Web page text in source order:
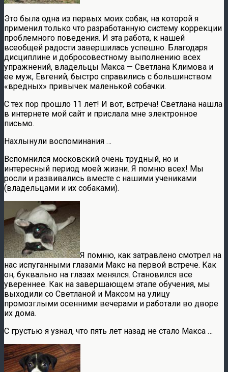
Это была одна из первых моих собак, на которой я
применил только что разработанную систему коррекции
проблемного поведения. И эта работа, к нашей
всеобщей радости завершилась успешно. Благодаря
дисциплине и добросовестному выполнению всех
упражнений, владельцы Макса — Светлана Климова и
ее муж, Евгений, быстро справились с большинством
«вредных» привычек маленькой собачки.
С тех пор прошло 11 лет! И вот, встреча! Светлана нашла
в интернете мой сайт и прислала мне электронное
письмо.
Нахлынули воспоминания …
Вспомнился московский очень трудный, но и
интересный период моей жизни. Я помню всех! Мы
росли и развивались вместе с нашими учениками
(владельцами и их собаками).
Я помню, как затравлено смотрел на
нас испуганными глазами Макс на первой встрече. Как
он, буквально на глазах менялся. Становился все
увереннее. Как на завершающем этапе обучения, мы
выходили со Светланой и Максом на улицу
промозглыми осенними вечерами и работали во дворе
их дома.
С грустью я узнал, что пять лет назад не стало Макса …